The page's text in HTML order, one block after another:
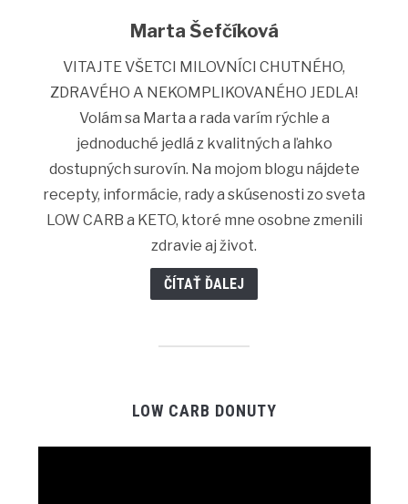
Marta Šefčíková
VITAJTE VŠETCI MILOVNÍCI CHUTNÉHO,
ZDRAVÉHO A NEKOMPLIKOVANÉHO JEDLA!
Volám sa Marta a rada varím rýchle a
jednoduché jedlá z kvalitných a ľahko
dostupných surovín. Na mojom blogu nájdete
recepty, informácie, rady a skúsenosti zo sveta
LOW CARB a KETO, ktoré mne osobne zmenili
zdravie aj život.
ČÍTAŤ ĎALEJ
LOW CARB DONUTY